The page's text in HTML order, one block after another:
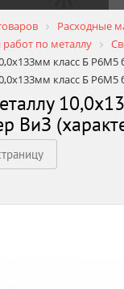
Расходные
по металлу
класс Б P6M5
класс Б P6M5
ВиЗ